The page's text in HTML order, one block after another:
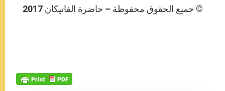
© جميع الحقوق محفوظة – حاضرة الفاتيكان 2017